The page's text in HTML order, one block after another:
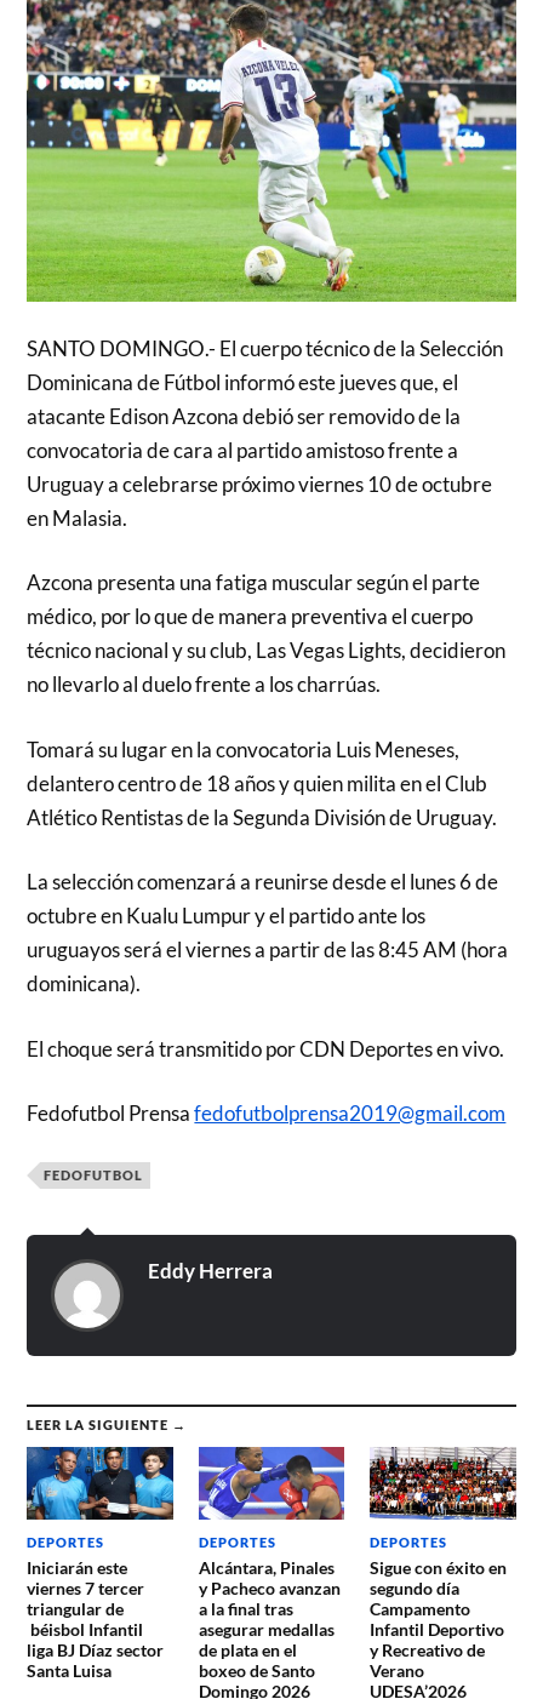
SANTO DOMINGO.- El cuerpo técnico de la Selección
Dominicana de Fútbol informó este jueves que, el
atacante Edison Azcona debió ser removido de la
convocatoria de cara al partido amistoso frente a
Uruguay a celebrarse próximo viernes 10 de octubre
en Malasia.
Azcona presenta una fatiga muscular según el parte
médico, por lo que de manera preventiva el cuerpo
técnico nacional y su club, Las Vegas Lights, decidieron
no llevarlo al duelo frente a los charrúas.
Tomará su lugar en la convocatoria Luis Meneses,
delantero centro de 18 años y quien milita en el Club
Atlético Rentistas de la Segunda División de Uruguay.
La selección comenzará a reunirse desde el lunes 6 de
octubre en Kualu Lumpur y el partido ante los
uruguayos será el viernes a partir de las 8:45 AM (hora
dominicana).
El choque será transmitido por CDN Deportes en vivo.
Fedofutbol Prensafedofutbolprensa2019@gmail.com
FEDOFUTBOL
Eddy Herrera
LEER LA SIGUIENTE →
DEPORTES
Iniciarán este
viernes 7 tercer
triangular de
béisbol Infantil
liga BJ Díaz sector
Santa Luisa
DEPORTES
Alcántara, Pinales
y Pacheco avanzan
a la final tras
asegurar medallas
de plata en el
boxeo de Santo
Domingo 2026
DEPORTES
Sigue con éxito en
segundo día
Campamento
Infantil Deportivo
y Recreativo de
Verano
UDESA’2026